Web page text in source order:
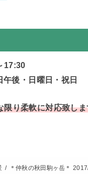
17:30
午後・日曜日・祝日
限り柔軟に対応致し
＊仲秋の秋田駒ヶ岳＊